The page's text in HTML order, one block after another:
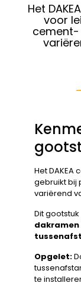
Het
voor
cement-
Het
gebruikt bij
variërend
Dit
Opgelet:
te